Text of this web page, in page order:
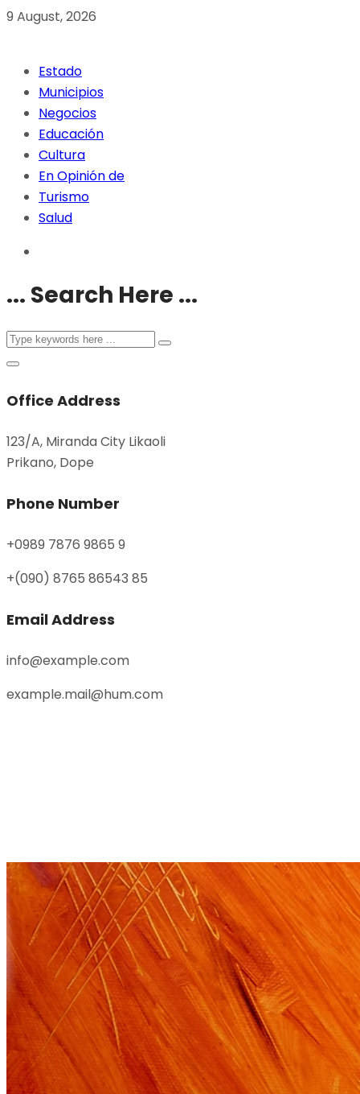
9 August, 2026
Estado
Municipios
Negocios
Educación
Cultura
En Opinión de
Turismo
Salud
... Search Here ...
Office Address
123/A, Miranda City Likaoli
Prikano, Dope
Phone Number
+0989 7876 9865 9
+(090) 8765 86543 85
Email Address
info@example.com
example.mail@hum.com